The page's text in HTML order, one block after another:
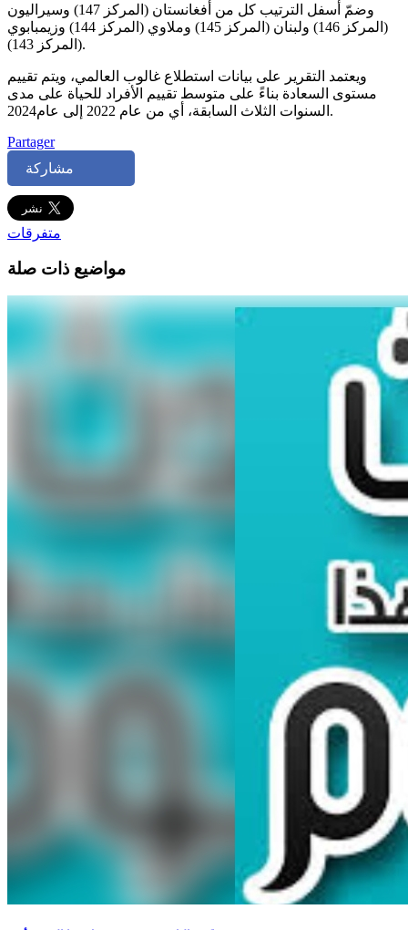
وضمّ أسفل الترتيب كل من أفغانستان (المركز 147) وسيراليون
(المركز 146) ولبنان (المركز 145) وملاوي (المركز 144) وزيمبابوي
(المركز 143).
ويعتمد التقرير على بيانات استطلاع غالوب العالمي، ويتم تقييم
مستوى السعادة بناءً على متوسط ​​تقييم الأفراد للحياة على مدى
السنوات الثلاث السابقة، أي من عام 2022 إلى عام2024.
Partager
مشاركة
متفرقات
مواضيع ذات صلة